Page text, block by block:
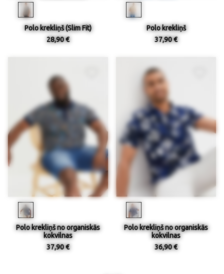
Polo krekliņš (Slim Fit)
28,90 €
Polo krekliņš
37,90 €
Polo krekliņš no organiskās
kokvilnas
37,90 €
Polo krekliņš no organiskās
kokvilnas
36,90 €